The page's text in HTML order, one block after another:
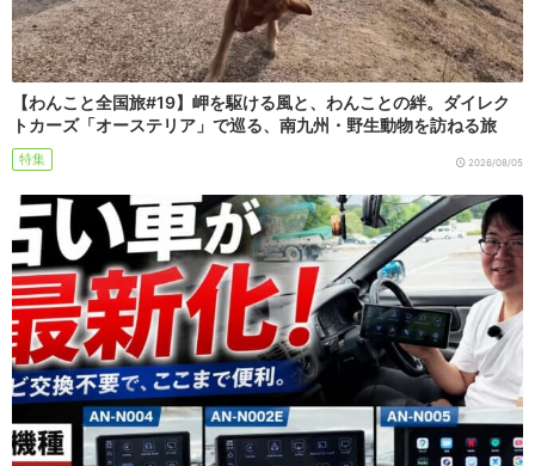
【わんこと全国旅#19】岬を駆ける風と、わんことの絆。ダイレク
トカーズ「オーステリア」で巡る、南九州・野生動物を訪ねる旅
特集 2026/08/05